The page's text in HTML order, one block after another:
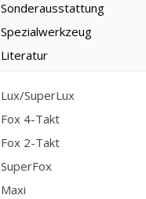
Sonderausstattung
Spezialwerkzeug
Literatur
Lux/SuperLux
Fox 4-Takt
Fox 2-Takt
SuperFox
Maxi